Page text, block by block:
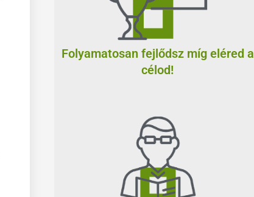
Folyamatosan fejlődsz míg eléred a
célod!